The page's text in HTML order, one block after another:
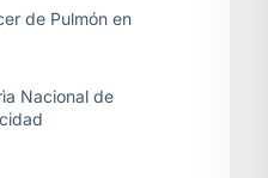
de Pulmón en
Nacional de